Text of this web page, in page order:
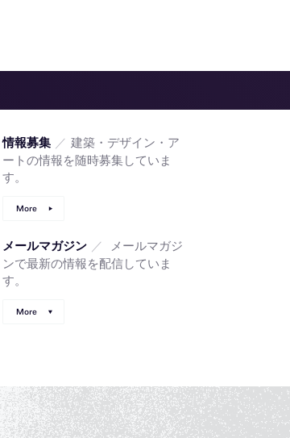
情報募集 ／ 建築・デザイン・ア
ートの情報を随時募集していま
す。
More
メールマガジン ／
メールマガジ
ンで最新の情報を配信していま
す。
More